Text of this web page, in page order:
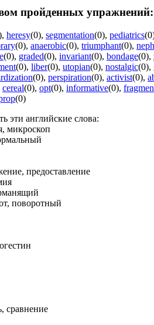
пройденных упражнений:
, heresy(0), segmentation(0), pediatrics
(0), anaerobic(0), triumphant(0),
(0), graded(0), invariant(0), bondage(0),
(0), liber(0), utopian(0), nostalgic(0),
(0), perspiration(0), activist(0),
cereal(0), opt(0), informative(0),
(0)
эти английские слова:
микроскоп
предоставление
поворотный
сравнение